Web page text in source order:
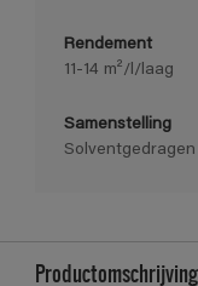
Rendement
11-14 m²/l/laag
Samenstelling
Solventgedragen
Productomschrijving